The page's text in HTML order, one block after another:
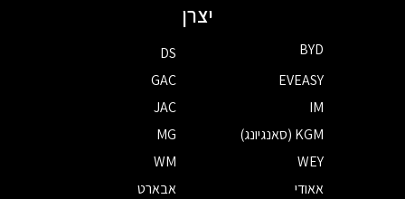
יצרן
BYD
DS
EVEASY
GAC
IM
JAC
KGM (סאנגיונג)
MG
WEY
WM
אאודי
אבארט